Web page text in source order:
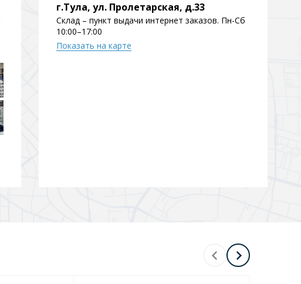
г.Тула, ул. Пролетарская, д.33
Склад – пункт выдачи интернет заказов. Пн-Сб
10:00–17:00
Показать на карте